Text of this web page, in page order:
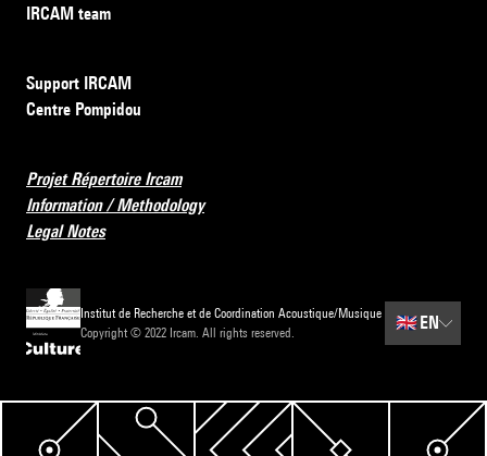
IRCAM team
Support IRCAM
Centre Pompidou
Projet Répertoire Ircam
Information / Methodology
Legal Notes
Institut de Recherche et de Coordination Acoustique/Musique
Copyright © 2022 Ircam. All rights reserved.
🇬🇧 EN